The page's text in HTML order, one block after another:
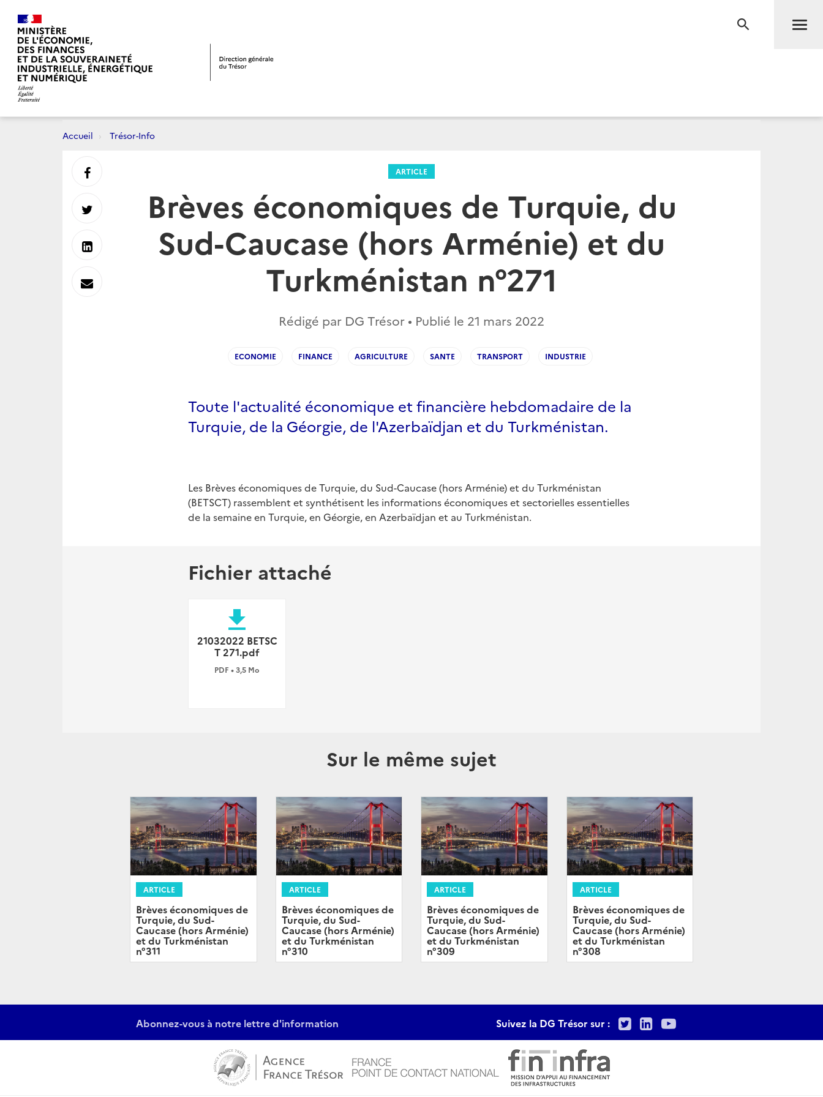
RECHERCHE
Accueil Trésor-Info
ARTICLE
Brèves économiques de Turquie, du
Sud-Caucase (hors Arménie) et du
Turkménistan n°271
Rédigé par DG Trésor • Publié le 21 mars 2022
ECONOMIE FINANCE AGRICULTURE SANTE TRANSPORT INDUSTRIE
Toute l'actualité économique et financière hebdomadaire de la
Turquie, de la Géorgie, de l'Azerbaïdjan et du Turkménistan.
Les Brèves économiques de Turquie, du Sud-Caucase (hors Arménie) et du Turkménistan
(BETSCT) rassemblent et synthétisent les informations économiques et sectorielles essentielles
de la semaine en Turquie, en Géorgie, en Azerbaïdjan et au Turkménistan.
Fichier attaché
file_download
21032022 BETSC
T 271.pdf
PDF • 3,5 Mo
Sur le même sujet
ARTICLE
Brèves économiques de
Turquie, du Sud-
Caucase (hors Arménie)
et du Turkménistan
n°311
ARTICLE
Brèves économiques de
Turquie, du Sud-
Caucase (hors Arménie)
et du Turkménistan
n°310
ARTICLE
Brèves économiques de
Turquie, du Sud-
Caucase (hors Arménie)
et du Turkménistan
n°309
ARTICLE
Brèves économiques de
Turquie, du Sud-
Caucase (hors Arménie)
et du Turkménistan
n°308
Partager
sur
Partager
sur
Partager
sur
Envoyer
Abonnez-vous à notre lettre d'information Suivez la DG Trésor sur : TwitterLinkedIn
Youtube